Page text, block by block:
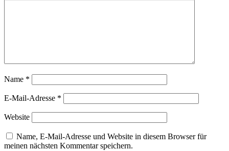
Name *
E-Mail-Adresse *
Website
Name, E-Mail-Adresse und Website in diesem Browser für
meinen nächsten Kommentar speichern.